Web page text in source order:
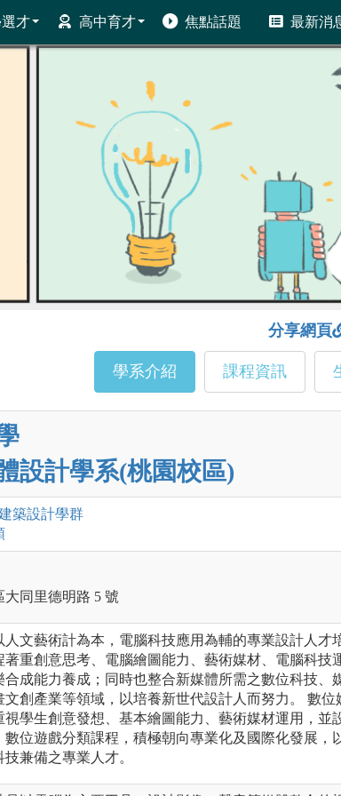
才 高中育才 焦點話題 最新消
分享網頁
學系介紹 課程資訊
設計學系(桃園校區)
築設計學群
大同里德明路 5 號
人文藝術計為本，電腦科技應用為輔的專業設計人才
著重創意思考、電腦繪圖能力、藝術媒材、電腦科技
合成能力養成；同時也整合新媒體所需之數位科技、
文創產業等領域，以培養新世代設計人而努力。 數位
視學生創意發想、基本繪圖能力、藝術媒材運用，並
數位遊戲分類課程，積極朝向專業化及國際化發展，
兼備之專業人才。